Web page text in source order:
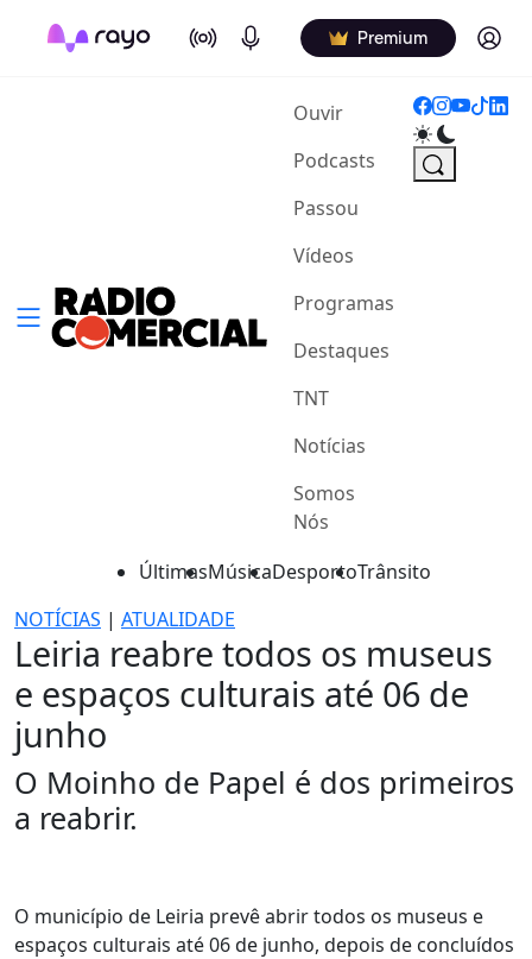
On Air Podcasts Premium Log in
Ouvir(current)
Podcasts
Passou
Vídeos
Programas
Destaques
TNT
Notícias
Somos
Nós
ÚltimasMúsicaDesportoTrânsito
NOTÍCIAS | ATUALIDADE
Leiria reabre todos os museus
e espaços culturais até 06 de
junho
O Moinho de Papel é dos primeiros
a reabrir.
O município de Leiria prevê abrir todos os museus e
espaços culturais até 06 de junho, depois de concluídos